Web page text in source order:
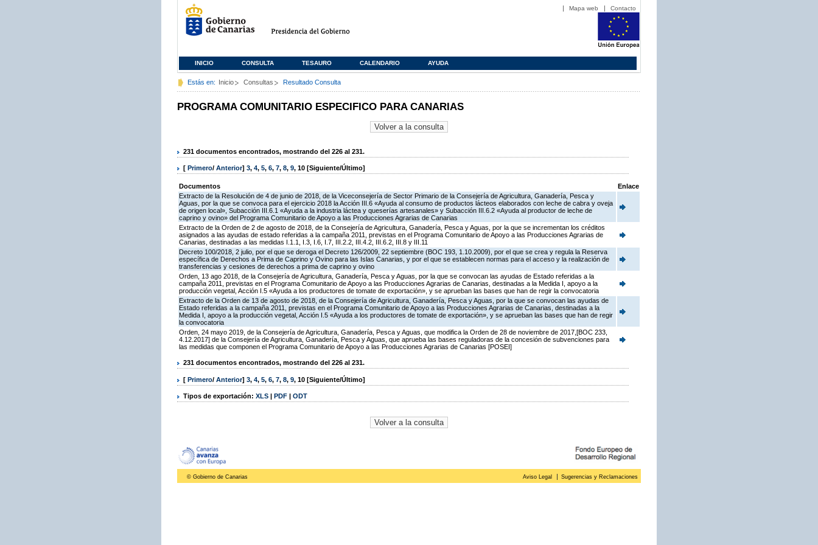
Mapa web Contacto
INICIO CONSULTA TESAURO CALENDARIO AYUDA
Estás en: Inicio Consultas Resultado Consulta
PROGRAMA COMUNITARIO ESPECIFICO PARA CANARIAS
231 documentos encontrados, mostrando del 226 al 231.
[ Primero/ Anterior] 3, 4, 5, 6, 7, 8, 9, 10 [Siguiente/Último]
Documentos
Enlace
Extracto de la Resolución de 4 de junio de 2018, de la Viceconsejería de Sector Primario de la Consejería de Agricultura, Ganadería, Pesca y
Aguas, por la que se convoca para el ejercicio 2018 la Acción III.6 «Ayuda al consumo de productos lácteos elaborados con leche de cabra y oveja
de origen local», Subacción III.6.1 «Ayuda a la industria láctea y queserías artesanales» y Subacción III.6.2 «Ayuda al productor de leche de
caprino y ovino» del Programa Comunitario de Apoyo a las Producciones Agrarias de Canarias
Extracto de la Orden de 2 de agosto de 2018, de la Consejería de Agricultura, Ganadería, Pesca y Aguas, por la que se incrementan los créditos
asignados a las ayudas de estado referidas a la campaña 2011, previstas en el Programa Comunitario de Apoyo a las Producciones Agrarias de
Canarias, destinadas a las medidas I.1.1, I.3, I.6, I.7, III.2.2, III.4.2, III.6.2, III.8 y III.11
Decreto 100/2018, 2 julio, por el que se deroga el Decreto 126/2009, 22 septiembre (BOC 193, 1.10.2009), por el que se crea y regula la Reserva
específica de Derechos a Prima de Caprino y Ovino para las Islas Canarias, y por el que se establecen normas para el acceso y la realización de
transferencias y cesiones de derechos a prima de caprino y ovino
Orden, 13 ago 2018, de la Consejería de Agricultura, Ganadería, Pesca y Aguas, por la que se convocan las ayudas de Estado referidas a la
campaña 2011, previstas en el Programa Comunitario de Apoyo a las Producciones Agrarias de Canarias, destinadas a la Medida I, apoyo a la
producción vegetal, Acción I.5 «Ayuda a los productores de tomate de exportación», y se aprueban las bases que han de regir la convocatoria
Extracto de la Orden de 13 de agosto de 2018, de la Consejería de Agricultura, Ganadería, Pesca y Aguas, por la que se convocan las ayudas de
Estado referidas a la campaña 2011, previstas en el Programa Comunitario de Apoyo a las Producciones Agrarias de Canarias, destinadas a la
Medida I, apoyo a la producción vegetal, Acción I.5 «Ayuda a los productores de tomate de exportación», y se aprueban las bases que han de regir
la convocatoria
Orden, 24 mayo 2019, de la Consejería de Agricultura, Ganadería, Pesca y Aguas, que modifica la Orden de 28 de noviembre de 2017,[BOC 233,
4.12.2017] de la Consejería de Agricultura, Ganadería, Pesca y Aguas, que aprueba las bases reguladoras de la concesión de subvenciones para
las medidas que componen el Programa Comunitario de Apoyo a las Producciones Agrarias de Canarias [POSEI]
231 documentos encontrados, mostrando del 226 al 231.
[ Primero/ Anterior] 3, 4, 5, 6, 7, 8, 9, 10 [Siguiente/Último]
Tipos de exportación: XLS | PDF | ODT
© Gobierno de Canarias Aviso Legal Sugerencias y Reclamaciones